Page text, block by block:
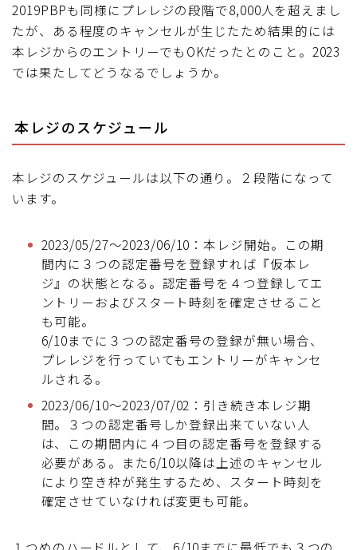
2019PBPも同様にプレレジの段階で8,000人を超えまし
たが、ある程度のキャンセルが生じたため結果的には
本レジからのエントリーでもOKだったとのこと。2023
では果たしてどうなるでしょうか。
本レジのスケジュール
本レジのスケジュールは以下の通り。２段階になって
います。
2023/05/27～2023/06/10：本レジ開始。この期
間内に３つの認定番号を登録すれば『仮本レ
ジ』の状態となる。認定番号を４つ登録してエ
ントリーおよびスタート時刻を確定させること
も可能。
6/10までに３つの認定番号の登録が無い場合、
プレレジを行っていてもエントリーがキャンセ
ルされる。
2023/06/10～2023/07/02：引き続き本レジ期
間。３つの認定番号しか登録出来ていない人
は、この期間内に４つ目の認定番号を登録する
必要がある。また6/10以降は上述のキャンセル
により空き枠が発生するため、スタート時刻を
確定させていなければ変更も可能。